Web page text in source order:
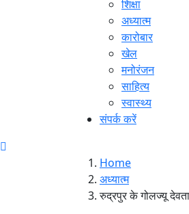
शिक्षा
अध्यात्म
कारोबार
खेल
मनोरंजन
साहित्य
स्वास्थ्य
संपर्क करें
Home
अध्यात्म
रुद्रपुर के गोलज्यू